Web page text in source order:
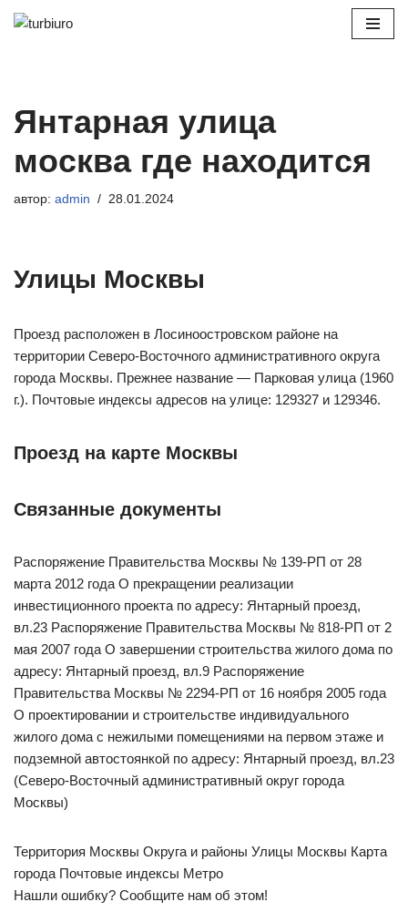
Янтарная улица
москва где находится
автор: admin 28.01.2024
Улицы Москвы
Проезд расположен в Лосиноостровском районе на
территории Северо-Восточного административного округа
города Москвы. Прежнее название — Парковая улица (1960
г.). Почтовыe индексы адресов на улице: 129327 и 129346.
Проезд на карте Москвы
Связанные документы
Распоряжение Правительства Москвы № 139-РП от 28
марта 2012 года О прекращении реализации
инвестиционного проекта по адресу: Янтарный проезд,
вл.23 Распоряжение Правительства Москвы № 818-РП от 2
мая 2007 года О завершении строительства жилого дома по
адресу: Янтарный проезд, вл.9 Распоряжение
Правительства Москвы № 2294-РП от 16 ноября 2005 года
О проектировании и строительстве индивидуального
жилого дома с нежилыми помещениями на первом этаже и
подземной автостоянкой по адресу: Янтарный проезд, вл.23
(Северо-Восточный административный округ города
Москвы)
Территория Москвы Округа и районы Улицы Москвы Карта
города Почтовые индексы Метро
Нашли ошибку? Сообщите нам об этом!